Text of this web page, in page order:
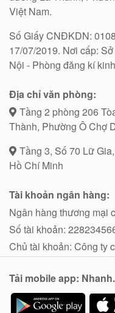
Việt Nam.
Số Giấy CNĐKDN:
17/07/2019. Nơi cấp:
Nội - Phòng đăng kí
Địa chỉ văn phòng:
Tầng 2 phòng 206
Thành, Phường Ô Chợ
Tầng 3, Số 70 Lữ
Hồ Chí Minh
Tài khoản ngân hàng:
Ngân hàng thương mại
Số tài khoản:
Chủ tài khoản: Công ty
Tải mobile app: